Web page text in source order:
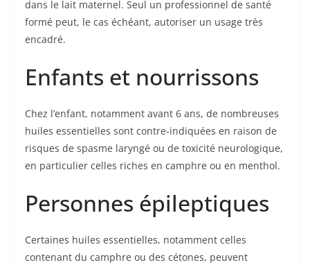
dans le lait maternel. Seul un professionnel de santé
formé peut, le cas échéant, autoriser un usage très
encadré.
Enfants et nourrissons
Chez l’enfant, notamment avant 6 ans, de nombreuses
huiles essentielles sont contre-indiquées en raison de
risques de spasme laryngé ou de toxicité neurologique,
en particulier celles riches en camphre ou en menthol.
Personnes épileptiques
Certaines huiles essentielles, notamment celles
contenant du camphre ou des cétones, peuvent